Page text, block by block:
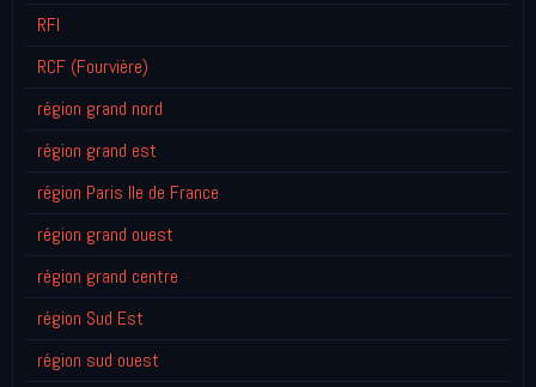
RFI
RCF (Fourvière)
région grand nord
région grand est
région Paris Ile de France
région grand ouest
région grand centre
région Sud Est
région sud ouest